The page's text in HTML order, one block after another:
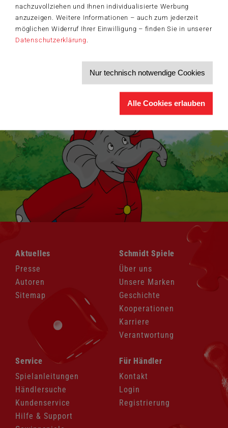
nachzuvollziehen und Ihnen individualisierte Werbung
anzuzeigen. Weitere Informationen – auch zum jederzeit
möglichen Widerruf Ihrer Einwilligung – finden Sie in unserer
Datenschutzerklärung.
Nur technisch notwendige Cookies
Alle Cookies erlauben
Produktneuheiten und Sortimentserweiterungen
Aktuelle Themen und Trends aus der Spielewelt
Informationen zu Veranstaltungen und Aktionen
Hiermit akzeptiere ich die Datenschutzbestimmungen.
>
überspringen
Aktuelles
Presse
Autoren
Sitemap
Navigation
überspringen
Schmidt Spiele
Über uns
Unsere Marken
Geschichte
Kooperationen
Karriere
Verantwortung
Navigation
überspringen
Service
Spielanleitungen
Händlersuche
Kundenservice
Hilfe & Support
Navigation
überspringen
Für Händler
Kontakt
Login
Registrierung